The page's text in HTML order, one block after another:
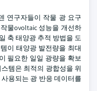
연구자들이 작물 광 요구
물ovoltaic 성능을 개선하
축 태양광 추적 방법을 도
이 태양광 발전량을 최대
필요한 일일 광량을 확보
템은 최적의 광합성을 위
용되는 광 반응 데이터를